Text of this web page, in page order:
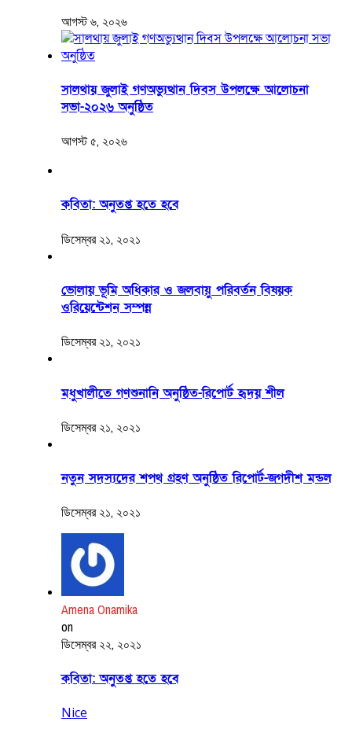
আগস্ট ৬, ২০২৬
সালথায় জুলাই গণঅভ্যুত্থান দিবস উপলক্ষে আলোচনা
সভা-২০২৬ অনুষ্ঠিত
আগস্ট ৫, ২০২৬
কবিতা: অনুতপ্ত হতে হবে
ডিসেম্বর ২১, ২০২১
ভোলায় ভূমি অধিকার ও জলবায়ু পরিবর্তন বিষয়ক
ওরিয়েন্টেশন সম্পন্ন
ডিসেম্বর ২১, ২০২১
মধুখালীতে গণশুনানি অনুষ্ঠিত-রিপোর্ট হৃদয় শীল
ডিসেম্বর ২১, ২০২১
নতুন সদস্যদের শপথ গ্রহণ অনুষ্ঠিত রিপোর্ট-জগদীশ মন্ডল
ডিসেম্বর ২১, ২০২১
Amena Onamika
on
ডিসেম্বর ২২, ২০২১
কবিতা: অনুতপ্ত হতে হবে
Nice